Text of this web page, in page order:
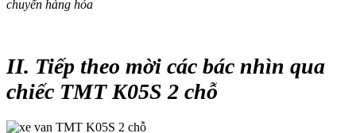
chuyển hàng hóa
II. Tiếp theo mời các bác nhìn qua
chiếc TMT K05S 2 chỗ